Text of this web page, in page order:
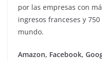
por las empresas con
ingresos franceses y
mundo.
Amazon, Facebook,